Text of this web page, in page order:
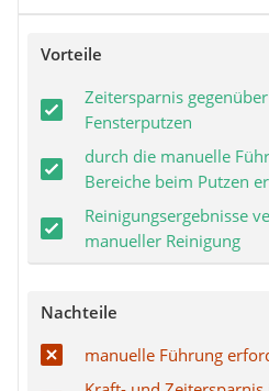
Vorteile
Zeitersparnis
Fensterputzen
durch die manuelle
Bereiche beim Putzen
Reinigungsergebnisse
manueller Reinigung
Nachteile
manuelle Führung